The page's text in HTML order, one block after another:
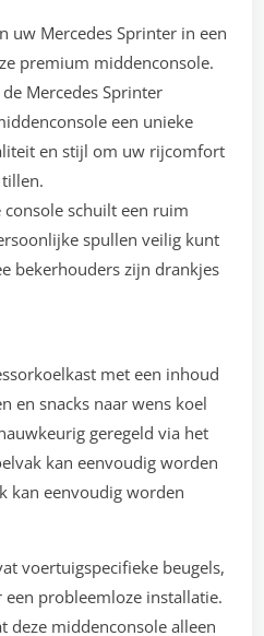
uw Mercedes Sprinter in een
premium middenconsole.
Mercedes Sprinter
een unieke
en stijl om uw rijcomfort
schuilt een ruim
spullen veilig kunt
bekerhouders zijn drankjes
met een inhoud
en snacks naar wens koel
geregeld via het
kan eenvoudig worden
kan eenvoudig worden
voertuigspecifieke beugels,
een probleemloze installatie.
deze middenconsole alleen